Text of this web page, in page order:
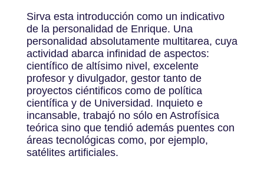
Sirva esta introducción como un indicativo
de la personalidad de Enrique. Una
personalidad absolutamente multitarea, cuya
actividad abarca infinidad de aspectos:
científico de altísimo nivel, excelente
profesor y divulgador, gestor tanto de
proyectos ciéntificos como de política
científica y de Universidad. Inquieto e
incansable, trabajó no sólo en Astrofísica
teórica sino que tendió además puentes con
áreas tecnológicas como, por ejemplo,
satélites artificiales.